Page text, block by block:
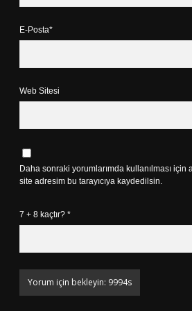
E-Posta*
Web Sitesi
Daha sonraki yorumlarımda kullanılması için
site adresim bu tarayıcıya kaydedilsin.
7 + 8 kaçtır? *